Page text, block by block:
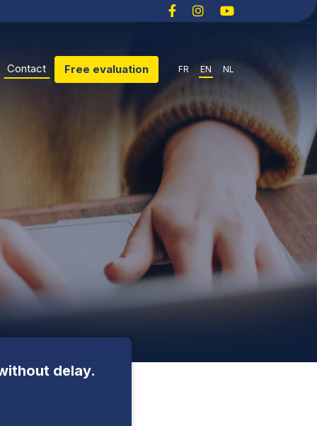
Contact Free evaluation FR EN NL
delay.